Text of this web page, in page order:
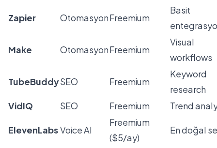
Zapier OtomasyonFreemium
Basit
Make OtomasyonFreemium
Visual
workflows
TubeBuddySEO Freemium
Keyword
research
VidIQ
SEO Freemium Trend
ElevenLabsVoice AI
Freemium
($5/ay)
En doğal